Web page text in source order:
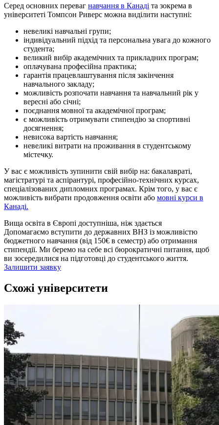
Серед основних переваг навчання в Канаді та зокрема в
університеті Томпсон Риверс можна виділити наступні:
невеликі навчальні групи;
індивідуальний підхід та персональна увага до кожного
студента;
великий вибір академічних та прикладних програм;
оплачувана професійна практика;
гарантія працевлаштування після закінчення
навчального закладу;
можливість розпочати навчання та навчальний рік у
вересні або січні;
поєднання мовної та академічної програм;
є можливість отримувати стипендію за спортивні
досягнення;
невисока вартість навчання;
невеликі витрати на проживання в студентському
містечку.
У вас є можливість зупинити свій вибір на: бакалавраті,
магістратурі та аспірантурі, професійно-технічних курсах,
спеціалізованих дипломних програмах. Крім того, у вас є
можливість вибрати продовження освіти або мовні курси в
Канаді.
Вища освіта в Європі доступніша, ніж здається
Допомагаємо вступити до державних ВНЗ із можливістю
бюджетного навчання (від 150€ в семестр) або отримання
стипендії. Ми беремо на себе всі бюрократичні питання, щоб
ви зосередилися на підготовці до студентського життя.
Залишити заявку
Схожі університети